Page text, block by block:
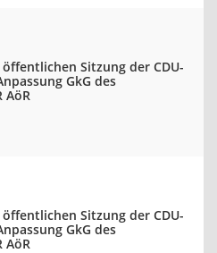
Sitzung der CDU-
GkG des
AöR
Sitzung der CDU-
GkG des
AöR